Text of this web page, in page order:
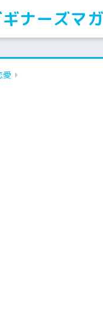
ギナーズマ
愛